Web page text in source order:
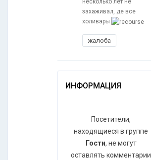
несколько лет не
захаживал, де все
холивары
жалоба
ИНФОРМАЦИЯ
Посетители,
находящиеся в группе
Гости, не могут
оставлять комментарии